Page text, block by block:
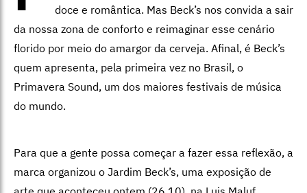
doce e romântica. Mas Beck’s nos convida a sair
da nossa zona de conforto e reimaginar esse cenário
florido por meio do amargor da cerveja. Afinal, é Beck’s
quem apresenta, pela primeira vez no Brasil, o
Primavera Sound, um dos maiores festivais de música
do mundo.
Para que a gente possa começar a fazer essa reflexão, a
marca organizou o Jardim Beck’s, uma exposição de